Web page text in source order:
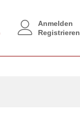
Anmelden
Registrieren